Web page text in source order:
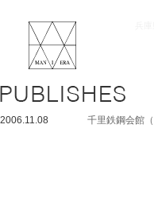
2006.11.08 千里鉄鋼会館